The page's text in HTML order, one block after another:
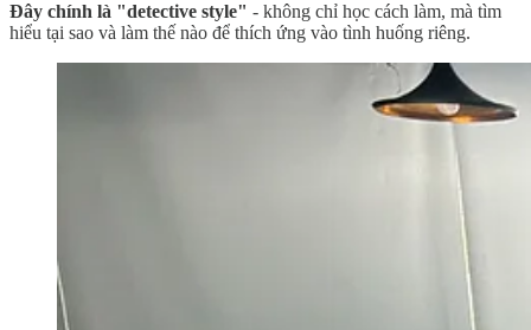
Đây chính là "detective style" - không chỉ học cách làm, mà tìm
hiểu tại sao và làm thế nào để thích ứng vào tình huống riêng.